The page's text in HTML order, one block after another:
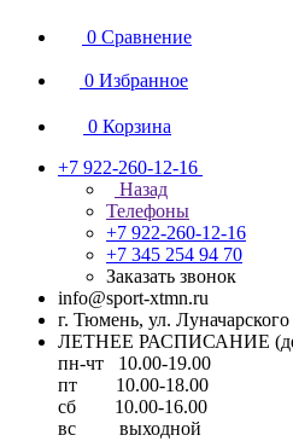
0 Сравнение
0 Избранное
0 Корзина
+7 922-260-12-16
Назад
Телефоны
+7 922-260-12-16
+7 345 254 94 70
Заказать звонок
info@sport-xtmn.ru
г. Тюмень, ул. Луначарского
ЛЕТНЕЕ РАСПИСАНИЕ
пн-чт 10.00-19.00
пт 10.00-18.00
сб 10.00-16.00
вс выходной